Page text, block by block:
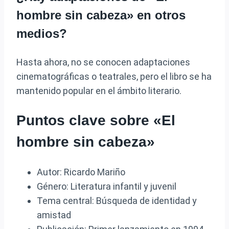
hombre sin cabeza» en otros
medios?
Hasta ahora, no se conocen adaptaciones
cinematográficas o teatrales, pero el libro se ha
mantenido popular en el ámbito literario.
Puntos clave sobre «El
hombre sin cabeza»
Autor: Ricardo Mariño
Género: Literatura infantil y juvenil
Tema central: Búsqueda de identidad y
amistad